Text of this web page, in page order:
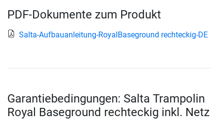
PDF-Dokumente zum Produkt
Salta-Aufbauanleitung-RoyalBaseground rechteckig-DE
Garantiebedingungen: Salta Trampolin
Royal Baseground rechteckig inkl. Netz